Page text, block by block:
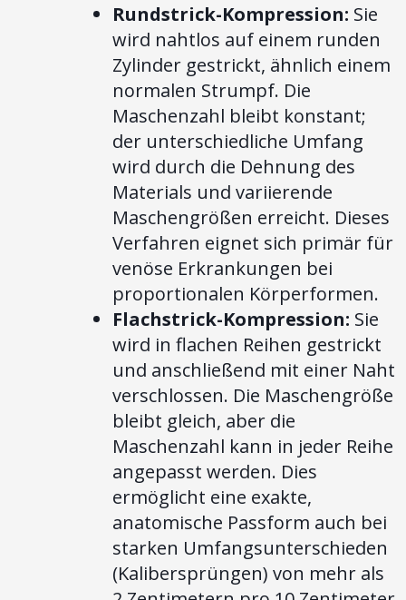
Rundstrick-Kompression: Sie
wird nahtlos auf einem runden
Zylinder gestrickt, ähnlich einem
normalen Strumpf. Die
Maschenzahl bleibt konstant;
der unterschiedliche Umfang
wird durch die Dehnung des
Materials und variierende
Maschengrößen erreicht. Dieses
Verfahren eignet sich primär für
venöse Erkrankungen bei
proportionalen Körperformen.
Flachstrick-Kompression: Sie
wird in flachen Reihen gestrickt
und anschließend mit einer Naht
verschlossen. Die Maschengröße
bleibt gleich, aber die
Maschenzahl kann in jeder Reihe
angepasst werden. Dies
ermöglicht eine exakte,
anatomische Passform auch bei
starken Umfangsunterschieden
(Kalibersprüngen) von mehr als